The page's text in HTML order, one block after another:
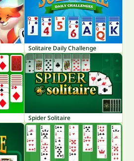
Solitaire Daily Challenge
Spider Solitaire